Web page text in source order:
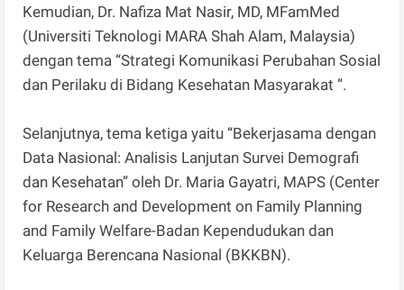
Kemudian, Dr. Nafiza Mat Nasir, MD, MFamMed
(Universiti Teknologi MARA Shah Alam, Malaysia)
dengan tema “Strategi Komunikasi Perubahan Sosial
dan Perilaku di Bidang Kesehatan Masyarakat ”.
Selanjutnya, tema ketiga yaitu “Bekerjasama dengan
Data Nasional: Analisis Lanjutan Survei Demografi
dan Kesehatan” oleh Dr. Maria Gayatri, MAPS (Center
for Research and Development on Family Planning
and Family Welfare-Badan Kependudukan dan
Keluarga Berencana Nasional (BKKBN).